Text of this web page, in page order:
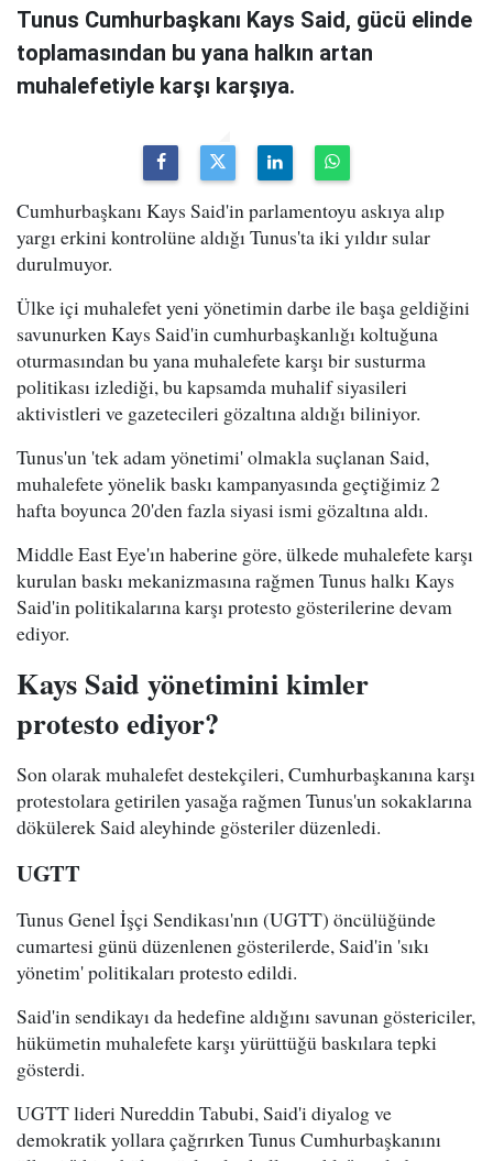
Tunus Cumhurbaşkanı Kays Said, gücü elinde
toplamasından bu yana halkın artan
muhalefetiyle karşı karşıya.
Cumhurbaşkanı Kays Said'in parlamentoyu askıya alıp
yargı erkini kontrolüne aldığı Tunus'ta iki yıldır sular
durulmuyor.
Ülke içi muhalefet yeni yönetimin darbe ile başa geldiğini
savunurken Kays Said'in cumhurbaşkanlığı koltuğuna
oturmasından bu yana muhalefete karşı bir susturma
politikası izlediği, bu kapsamda muhalif siyasileri
aktivistleri ve gazetecileri gözaltına aldığı biliniyor.
Tunus'un 'tek adam yönetimi' olmakla suçlanan Said,
muhalefete yönelik baskı kampanyasında geçtiğimiz 2
hafta boyunca 20'den fazla siyasi ismi gözaltına aldı.
Middle East Eye'ın haberine göre, ülkede muhalefete karşı
kurulan baskı mekanizmasına rağmen Tunus halkı Kays
Said'in politikalarına karşı protesto gösterilerine devam
ediyor.
Kays Said yönetimini kimler
protesto ediyor?
Son olarak muhalefet destekçileri, Cumhurbaşkanına karşı
protestolara getirilen yasağa rağmen Tunus'un sokaklarına
dökülerek Said aleyhinde gösteriler düzenledi.
UGTT
Tunus Genel İşçi Sendikası'nın (UGTT) öncülüğünde
cumartesi günü düzenlenen gösterilerde, Said'in 'sıkı
yönetim' politikaları protesto edildi.
Said'in sendikayı da hedefine aldığını savunan göstericiler,
hükümetin muhalefete karşı yürüttüğü baskılara tepki
gösterdi.
UGTT lideri Nureddin Tabubi, Said'i diyalog ve
demokratik yollara çağrırken Tunus Cumhurbaşkanını